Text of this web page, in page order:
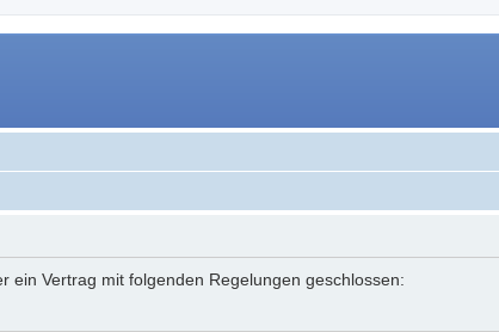
ein Vertrag mit folgenden Regelungen geschlossen: